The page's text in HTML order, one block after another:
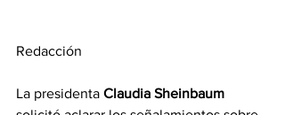
Redacción
La presidenta Claudia Sheinbaum